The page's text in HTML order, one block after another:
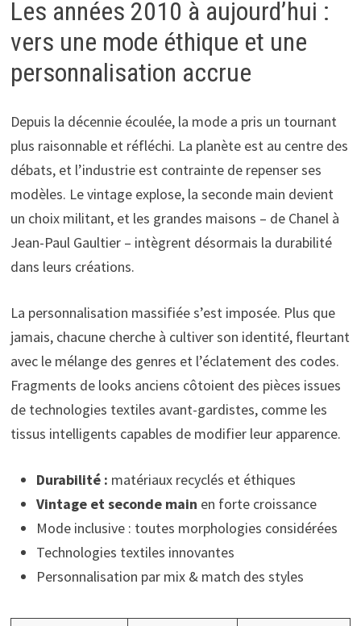
Les années 2010 à aujourd’hui :
vers une mode éthique et une
personnalisation accrue
Depuis la décennie écoulée, la mode a pris un tournant
plus raisonnable et réfléchi. La planète est au centre des
débats, et l’industrie est contrainte de repenser ses
modèles. Le vintage explose, la seconde main devient
un choix militant, et les grandes maisons – de Chanel à
Jean-Paul Gaultier – intègrent désormais la durabilité
dans leurs créations.
La personnalisation massifiée s’est imposée. Plus que
jamais, chacune cherche à cultiver son identité, fleurtant
avec le mélange des genres et l’éclatement des codes.
Fragments de looks anciens côtoient des pièces issues
de technologies textiles avant-gardistes, comme les
tissus intelligents capables de modifier leur apparence.
Durabilité : matériaux recyclés et éthiques
Vintage et seconde main en forte croissance
Mode inclusive : toutes morphologies considérées
Technologies textiles innovantes
Personnalisation par mix & match des styles